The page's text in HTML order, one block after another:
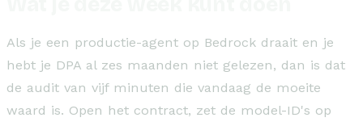
Als je een productie-agent op Bedrock draait en je
hebt je DPA al zes maanden niet gelezen, dan is dat
de audit van vijf minuten die vandaag de moeite
waard is. Open het contract, zet de model-ID's op